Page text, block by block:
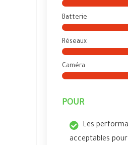
Batterie
Réseaux
Caméra
POUR
Les
acceptables